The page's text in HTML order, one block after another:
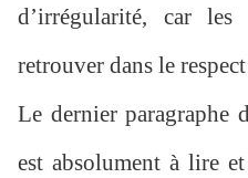
d’irrégularité, car les
retrouver dans le
Le dernier paragraphe
est absolument à lire